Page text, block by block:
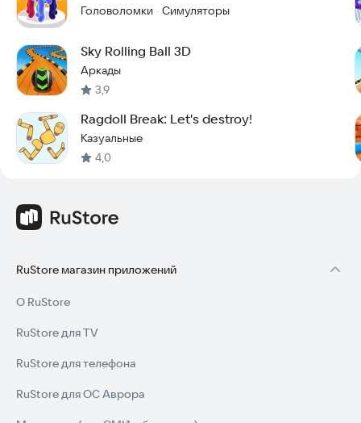
Головоломки · Симуляторы
Sky Rolling Ball 3D
Аркады
3,9
Ragdoll Break: Let's destroy!
Казуальные
4,0
RuStore магазин приложений
О RuStore
RuStore для TV
RuStore для телефона
RuStore для ОС Аврора